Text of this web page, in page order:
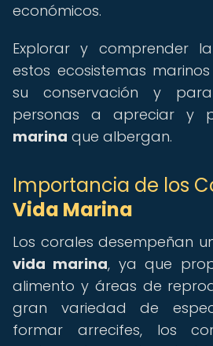
económicos.
Explorar y comprender
estos ecosistemas
su conservación y
personas a apreciar y
marina que albergan.
Importancia de los
Vida Marina
Los corales desempeñan
vida marina, ya que
alimento y áreas de
gran variedad de
formar arrecifes, los